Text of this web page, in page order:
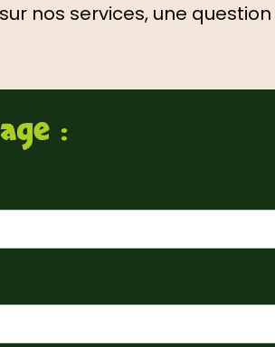
nos services, une question
: